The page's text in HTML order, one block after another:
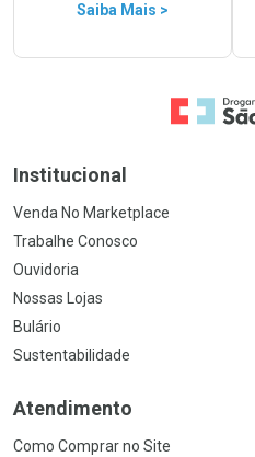
Saiba Mais >
Ir para a
Institucional
Venda No Marketplace
Trabalhe Conosco
Ouvidoria
Nossas Lojas
Bulário
Sustentabilidade
Atendimento
Como Comprar no Site